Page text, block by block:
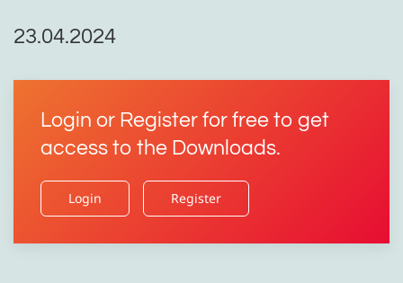
23.04.2024
Login or Register for free to get
access to the Downloads.
Login Register